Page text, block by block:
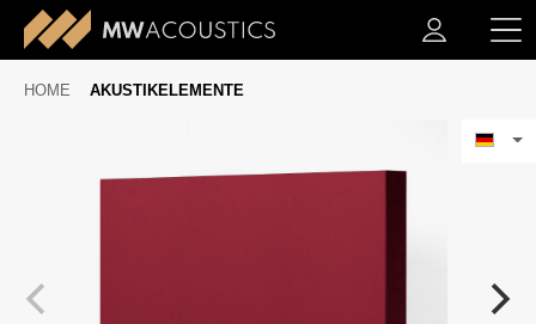
HOME AKUSTIKELEMENTE